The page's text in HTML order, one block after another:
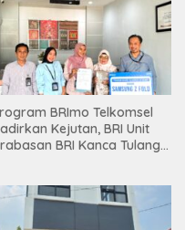
BRImo Telkomsel
Kejutan, BRI Unit
BRI Kanca Tulang